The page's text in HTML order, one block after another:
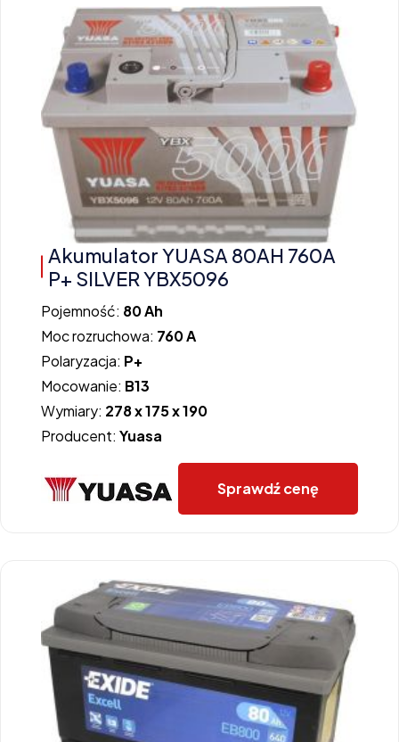
Akumulator YUASA 80AH 760A
P+ SILVER YBX5096
Pojemność: 80 Ah
Moc rozruchowa: 760 A
Polaryzacja: P+
Mocowanie: B13
Wymiary: 278 x 175 x 190
Producent: Yuasa
Sprawdź cenę